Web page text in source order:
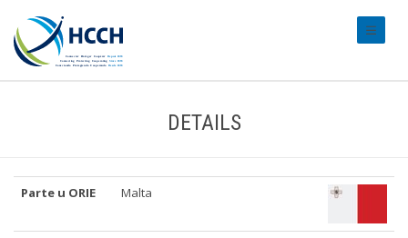
DETAILS
Parte u ORIE Malta